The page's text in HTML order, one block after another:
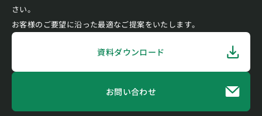
さい。
お客様のご要望に沿った最適なご提案をいたします。
資料ダウンロード
お問い合わせ